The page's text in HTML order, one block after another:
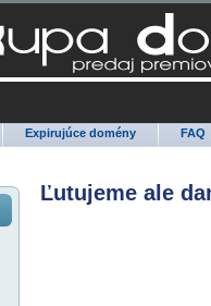
Expirujúce domény FAQ
Ľutujeme ale